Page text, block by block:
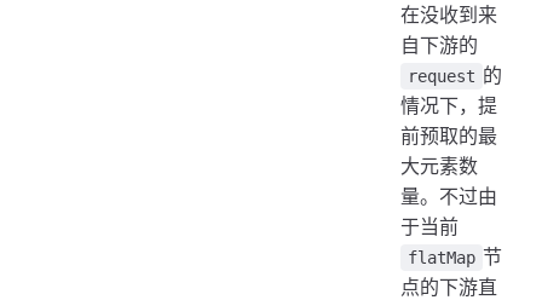
在没收到来
自下游的
request 的
情况下，提
前预取的最
大元素数
量。不过由
于当前
flatMap 节
点的下游直